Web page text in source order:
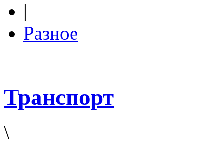
|
Разное
Транспорт
\